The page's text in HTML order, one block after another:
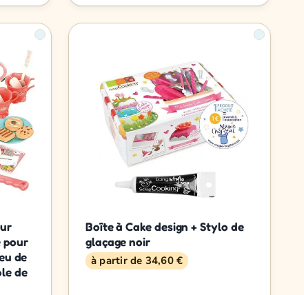
pour
de
de
Boîte à Cake design + Stylo de
glaçage noir
à partir de 34,60 €